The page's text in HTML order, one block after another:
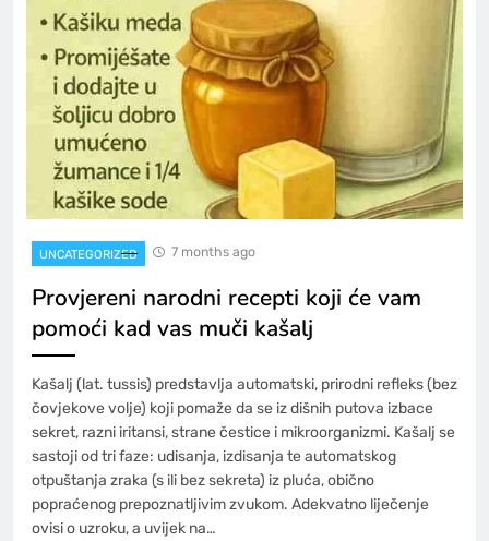
UNCATEGORIZED 7 months ago
Provjereni narodni recepti koji će vam
pomoći kad vas muči kašalj
Kašalj (lat. tussis) predstavlja automatski, prirodni refleks (bez
čovjekove volje) koji pomaže da se iz dišnih putova izbace
sekret, razni iritansi, strane čestice i mikroorganizmi. Kašalj se
sastoji od tri faze: udisanja, izdisanja te automatskog
otpuštanja zraka (s ili bez sekreta) iz pluća, obično
popraćenog prepoznatljivim zvukom. Adekvatno liječenje
ovisi o uzroku, a uvijek na…